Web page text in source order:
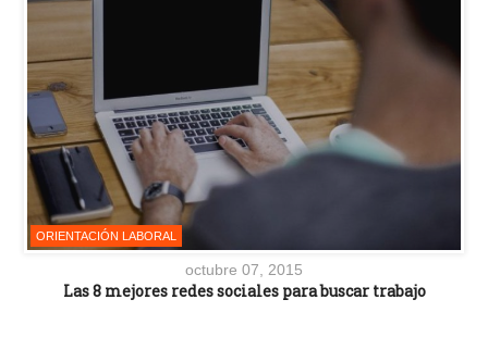
ORIENTACIÓN LABORAL
octubre 07, 2015
Las 8 mejores redes sociales para buscar trabajo